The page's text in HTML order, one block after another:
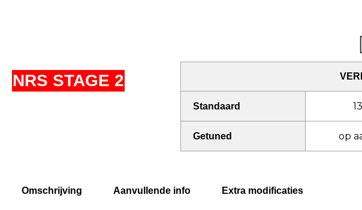
NRS STAGE 2
Standaard
Getuned op
Omschrijving Aanvullende info Extra modificaties